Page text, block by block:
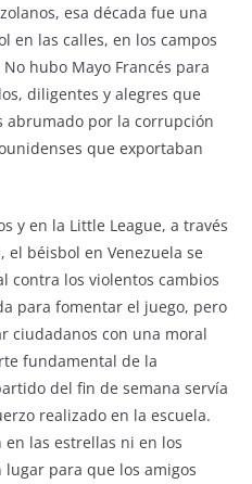
esa década fue una
en las calles, en los campos
hubo Mayo Francés para
diligentes y alegres que
abrumado por la corrupción
que exportaban
y en la Little League, a través
el béisbol en Venezuela se
contra los violentos cambios
para fomentar el juego, pero
ciudadanos con una moral
fundamental de la
del fin de semana servía
realizado en la escuela.
en las estrellas ni en los
para que los amigos